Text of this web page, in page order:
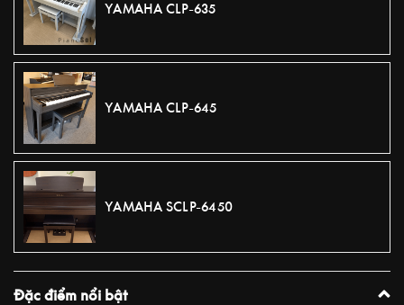
YAMAHA CLP-635
YAMAHA CLP-645
YAMAHA SCLP-6450
Đặc điểm nổi bật